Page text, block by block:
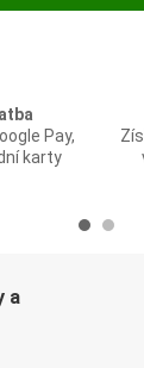
Pay,
karty
a